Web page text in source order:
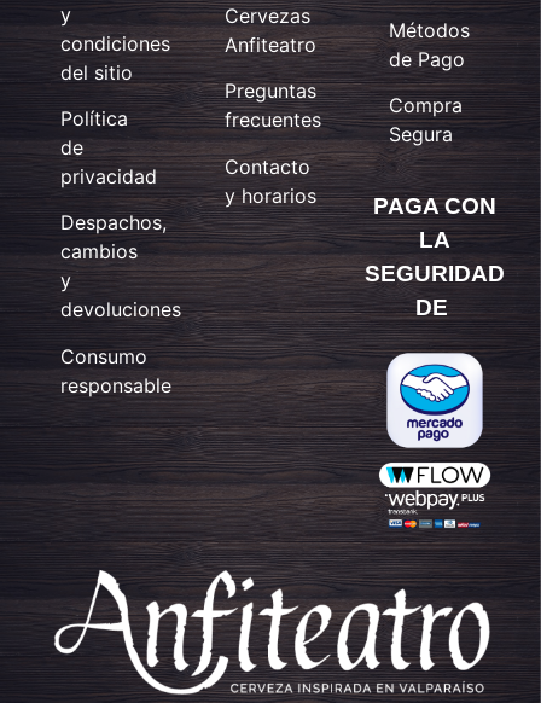
y
condiciones
del sitio
Política
de
privacidad
Despachos,
cambios
y
devoluciones
Consumo
responsable
Cervezas
Anfiteatro
Preguntas
frecuentes
Contacto
y horarios
Métodos
de Pago
Compra
Segura
PAGA CON
LA
SEGURIDAD
DE